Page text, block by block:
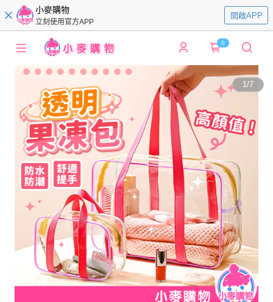
小麥購物
立刻使用官方APP
開啟APP
0
1/7